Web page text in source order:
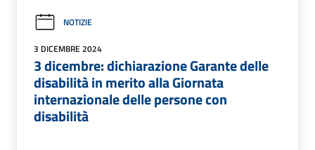
NOTIZIE
3 DICEMBRE 2024
3 dicembre: dichiarazione Garante delle
disabilità in merito alla Giornata
internazionale delle persone con
disabilità